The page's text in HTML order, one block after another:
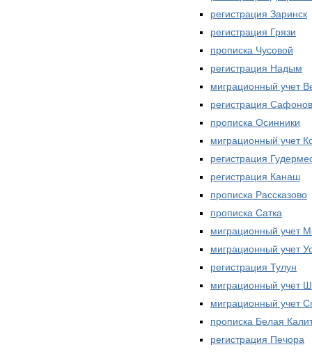
регистрация Заринск
регистрация Грязи
прописка Чусовой
регистрация Надым
миграционный учет
регистрация
прописка Осинники
миграционный учет
регистрация
регистрация Канаш
прописка Рассказово
прописка Сатка
миграционный учет
миграционный учет
регистрация Тулун
миграционный учет
миграционный учет
прописка Белая
регистрация Печора